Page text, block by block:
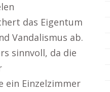
das Eigentum
Vandalismus ab.
sinnvoll, da die
ein Einzelzimmer